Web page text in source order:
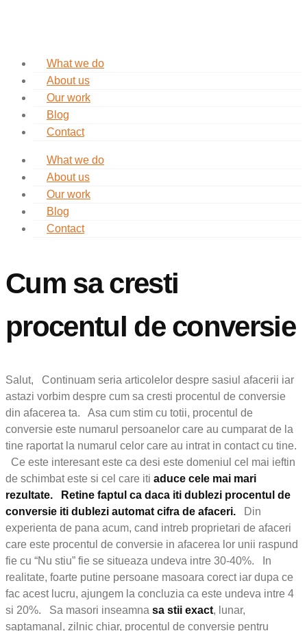
What we do
About us
Our work
Blog
Contact
What we do
About us
Our work
Blog
Contact
Cum sa cresti
procentul de conversie
Salut, Continuam seria articolelor despre sasiul afacerii iar
astazi vorbim despre cum sa cresti procentul de conversie
din afacerea ta. Asa cum stim cu totii, procentul de
conversie este numarul persoanelor care au cumparat de la
tine raportat la numarul celor care au intrat in contact cu tine.
Ce este interesant este ca desi este domeniul cel mai ieftin
de schimbat este si cel care iti aduce cele mai mari
rezultate.
Retine faptul ca daca iti dublezi procentul de
conversie iti dublezi automat cifra de afaceri. Din
experienta de pana acum, cand intreb proprietari de afaceri
care este procentul de conversie in afacerea lor unii raspund
fie cu “Nu stiu” fie se situeaza undeva intre 30-40%. In
realitate, foarte putine persoane masoara corect iar dupa ce
fac acest lucru, ajungem la concluzia ca este undeva intre 4
si 20%. Sa masori inseamna sa stii exact, lunar,
saptamanal, zilnic chiar, procentul de conversie pentru